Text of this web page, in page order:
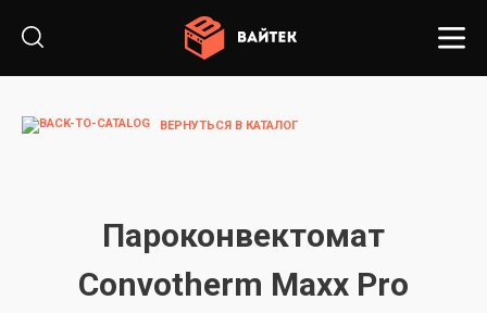
ВЕРНУТЬСЯ В КАТАЛОГ
Пароконвектомат
Convotherm Maxx Pro